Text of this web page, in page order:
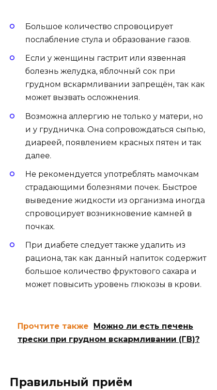
Большое количество спровоцирует
послабление стула и образование газов.
Если у женщины гастрит или язвенная
болезнь желудка, яблочный сок при
грудном вскармливании запрещён, так как
может вызвать осложнения.
Возможна аллергию не только у матери, но
и у грудничка. Она сопровождаться сыпью,
диареей, появлением красных пятен и так
далее.
Не рекомендуется употреблять мамочкам
страдающими болезнями почек. Быстрое
выведение жидкости из организма иногда
спровоцирует возникновение камней в
почках.
При диабете следует также удалить из
рациона, так как данный напиток содержит
большое количество фруктового сахара и
может повысить уровень глюкозы в крови.
Прочтите также
Можно ли есть печень
трески при грудном вскармливании (ГВ)?
Правильный приём